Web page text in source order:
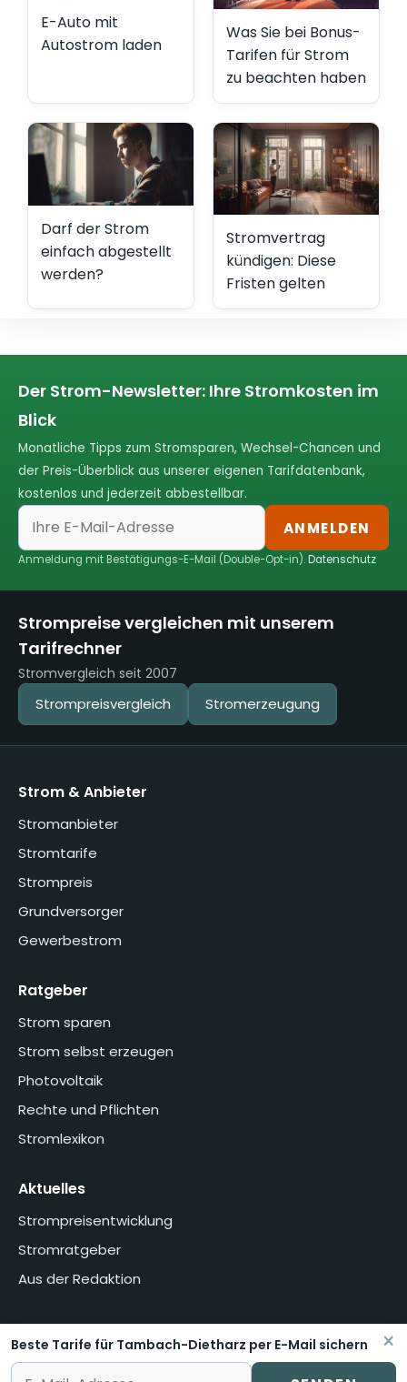
E-Auto mit
Autostrom laden
Was Sie bei Bonus-
Tarifen für Strom
zu beachten haben
Darf der Strom
einfach abgestellt
werden?
Stromvertrag
kündigen: Diese
Fristen gelten
Der Strom-Newsletter: Ihre Stromkosten im
Blick
Monatliche Tipps zum Stromsparen, Wechsel-Chancen und
der Preis-Überblick aus unserer eigenen Tarifdatenbank,
kostenlos und jederzeit abbestellbar.
ANMELDEN
Anmeldung mit Bestätigungs-E-Mail (Double-Opt-in).Datenschutz
Strompreise vergleichen mit unserem
Tarifrechner
Stromvergleich seit 2007
Strompreisvergleich Stromerzeugung
Strom & Anbieter
Stromanbieter
Stromtarife
Strompreis
Grundversorger
Gewerbestrom
Ratgeber
Strom sparen
Strom selbst erzeugen
Photovoltaik
Rechte und Pflichten
Stromlexikon
Aktuelles
Strompreisentwicklung
Stromratgeber
Aus der Redaktion
HomeÜber unsMethodikPresseDatenschutzerklärung
×
Beste Tarife für Tambach-Dietharz per E-Mail sichern